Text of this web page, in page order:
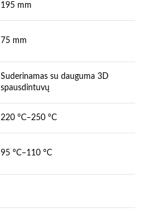
195 mm
75 mm
Suderinamas su dauguma 3D
spausdintuvų
220 °C–250 °C
95 °C–110 °C